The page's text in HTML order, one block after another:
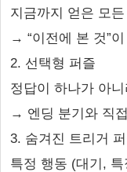
지금까지 얻은 모
→ “이전에 본 것”
2. 선택형 퍼즐
정답이 하나가 아
→ 엔딩 분기와 직
3. 숨겨진 트리거
특정 행동 (대기,